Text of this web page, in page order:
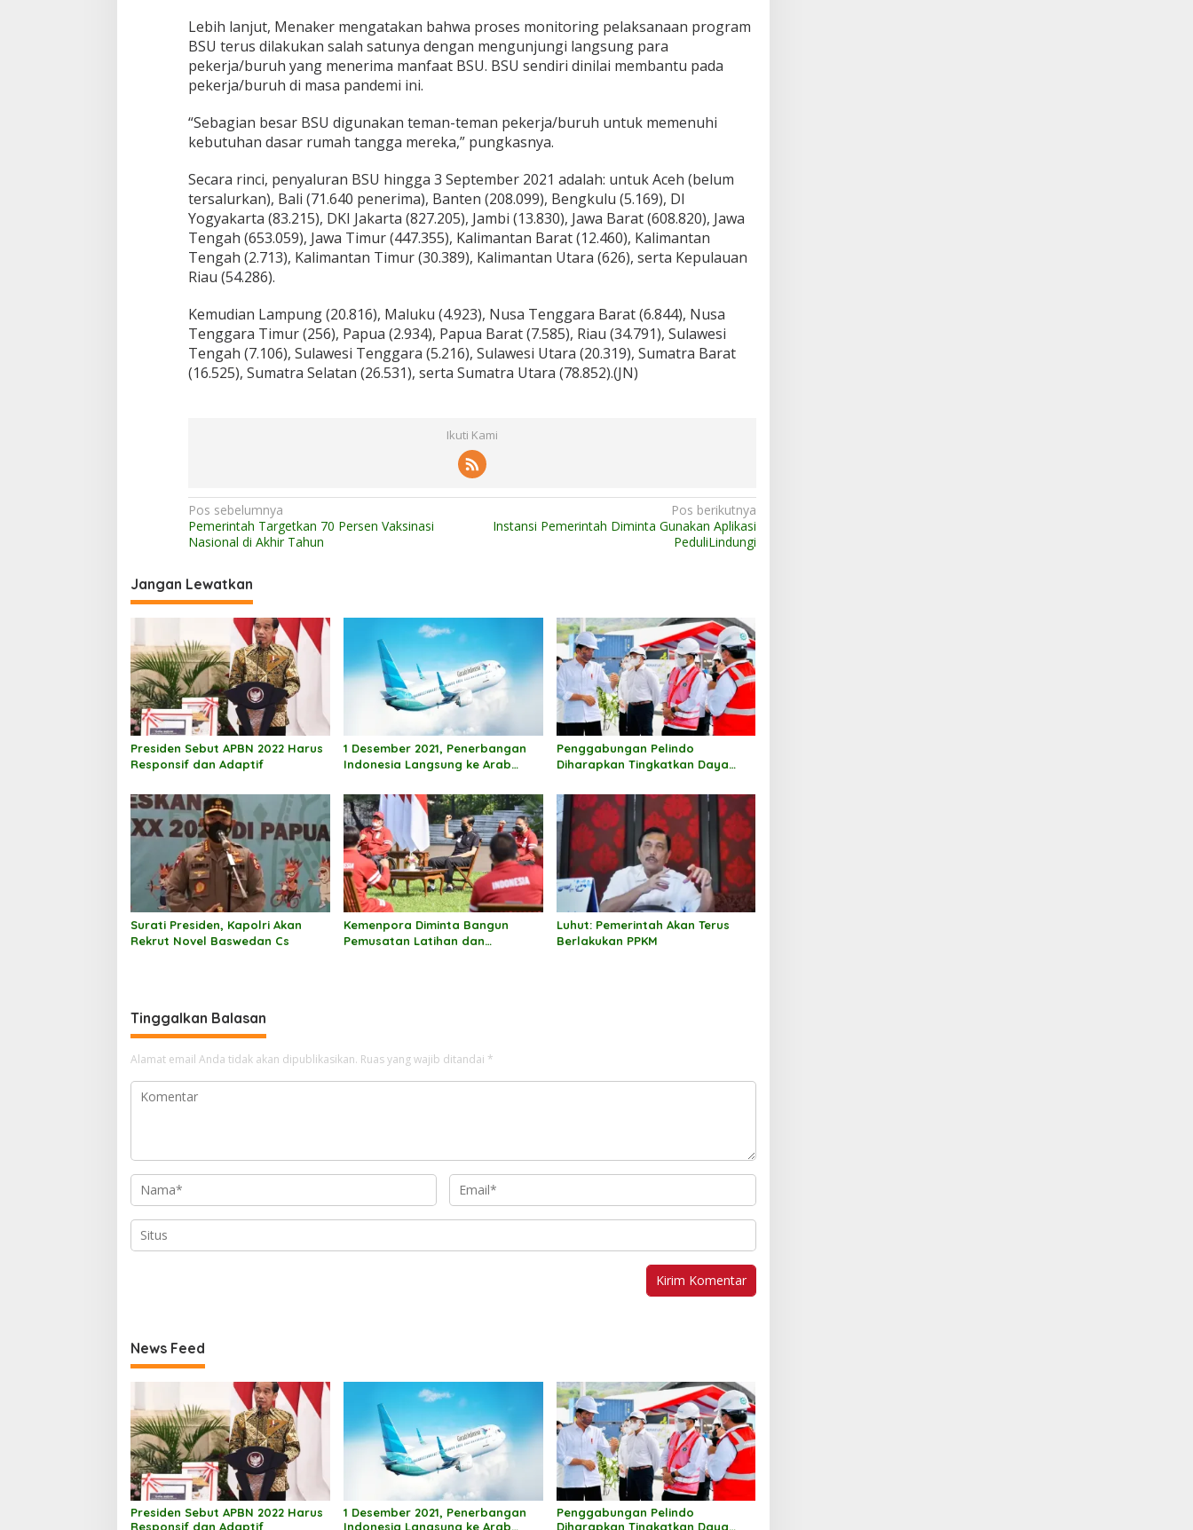
Lebih lanjut, Menaker mengatakan bahwa proses monitoring pelaksanaan program
BSU terus dilakukan salah satunya dengan mengunjungi langsung para
pekerja/buruh yang menerima manfaat BSU. BSU sendiri dinilai membantu pada
pekerja/buruh di masa pandemi ini.
“Sebagian besar BSU digunakan teman-teman pekerja/buruh untuk memenuhi
kebutuhan dasar rumah tangga mereka,” pungkasnya.
Secara rinci, penyaluran BSU hingga 3 September 2021 adalah: untuk Aceh (belum
tersalurkan), Bali (71.640 penerima), Banten (208.099), Bengkulu (5.169), DI
Yogyakarta (83.215), DKI Jakarta (827.205), Jambi (13.830), Jawa Barat (608.820), Jawa
Tengah (653.059), Jawa Timur (447.355), Kalimantan Barat (12.460), Kalimantan
Tengah (2.713), Kalimantan Timur (30.389), Kalimantan Utara (626), serta Kepulauan
Riau (54.286).
Kemudian Lampung (20.816), Maluku (4.923), Nusa Tenggara Barat (6.844), Nusa
Tenggara Timur (256), Papua (2.934), Papua Barat (7.585), Riau (34.791), Sulawesi
Tengah (7.106), Sulawesi Tenggara (5.216), Sulawesi Utara (20.319), Sumatra Barat
(16.525), Sumatra Selatan (26.531), serta Sumatra Utara (78.852).(JN)
Ikuti Kami
N
a
i
g
a
s
i
p
o
s
Pos sebelumnya
Pemerintah Targetkan 70 Persen Vaksinasi
Nasional di Akhir Tahun
Pos berikutnya
Instansi Pemerintah Diminta Gunakan Aplikasi
PeduliLindungi
Jangan Lewatkan
Presiden Sebut APBN 2022 Harus
Responsif dan Adaptif
1 Desember 2021, Penerbangan
Indonesia Langsung ke Arab
Penggabungan Pelindo
Diharapkan Tingkatkan Daya
Surati Presiden, Kapolri Akan
Rekrut Novel Baswedan Cs
Kemenpora Diminta Bangun
Pemusatan Latihan dan
Luhut: Pemerintah Akan Terus
Berlakukan PPKM
Tinggalkan Balasan
Alamat email Anda tidak akan dipublikasikan. Ruas yang wajib ditandai *
News Feed
Presiden Sebut APBN 2022 Harus
Responsif dan Adaptif
1 Desember 2021, Penerbangan
Indonesia Langsung ke Arab
Penggabungan Pelindo
Diharapkan Tingkatkan Daya